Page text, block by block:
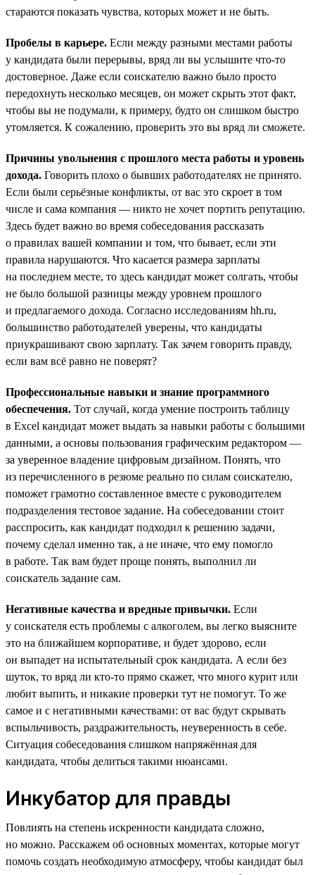
стараются показать чувства, которых может и не быть.
Пробелы в карьере. Если между разными местами работы
у кандидата были перерывы, вряд ли вы услышите что-то
достоверное. Даже если соискателю важно было просто
передохнуть несколько месяцев, он может скрыть этот факт,
чтобы вы не подумали, к примеру, будто он слишком быстро
утомляется. К сожалению, проверить это вы вряд ли сможете.
Причины увольнения с прошлого места работы и уровень
дохода. Говорить плохо о бывших работодателях не принято.
Если были серьёзные конфликты, от вас это скроет в том
числе и сама компания — никто не хочет портить репутацию.
Здесь будет важно во время собеседования рассказать
о правилах вашей компании и том, что бывает, если эти
правила нарушаются. Что касается размера зарплаты
на последнем месте, то здесь кандидат может солгать, чтобы
не было большой разницы между уровнем прошлого
и предлагаемого дохода. Согласно исследованиям hh.ru,
большинство работодателей уверены, что кандидаты
приукрашивают свою зарплату. Так зачем говорить правду,
если вам всё равно не поверят?
Профессиональные навыки и знание программного
обеспечения. Тот случай, когда умение построить таблицу
в Excel кандидат может выдать за навыки работы с большими
данными, а основы пользования графическим редактором —
за уверенное владение цифровым дизайном. Понять, что
из перечисленного в резюме реально по силам соискателю,
поможет грамотно составленное вместе с руководителем
подразделения тестовое задание. На собеседовании стоит
расспросить, как кандидат подходил к решению задачи,
почему сделал именно так, а не иначе, что ему помогло
в работе. Так вам будет проще понять, выполнил ли
соискатель задание сам.
Негативные качества и вредные привычки. Если
у соискателя есть проблемы с алкоголем, вы легко выясните
это на ближайшем корпоративе, и будет здорово, если
он выпадет на испытательный срок кандидата. А если без
шуток, то вряд ли кто-то прямо скажет, что много курит или
любит выпить, и никакие проверки тут не помогут. То же
самое и с негативными качествами: от вас будут скрывать
вспыльчивость, раздражительность, неуверенность в себе.
Ситуация собеседования слишком напряжённая для
кандидата, чтобы делиться такими нюансами.
Инкубатор для правды
Повлиять на степень искренности кандидата сложно,
но можно. Расскажем об основных моментах, которые могут
помочь создать необходимую атмосферу, чтобы кандидат был